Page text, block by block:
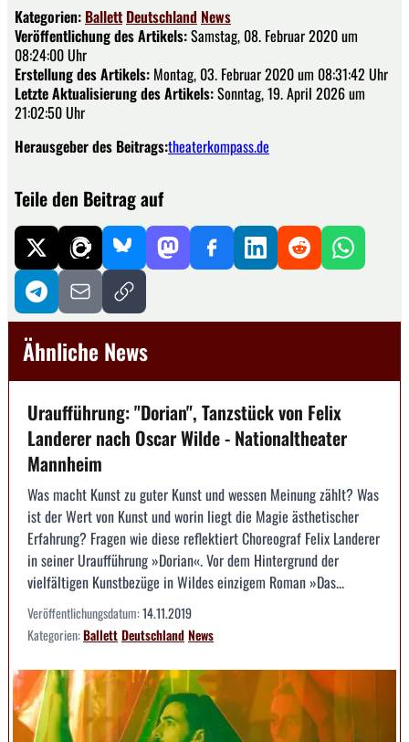
Kategorien: Ballett Deutschland News
Veröffentlichung des Artikels:Samstag, 08. Februar 2020 um
08:24:00 Uhr
Erstellung des Artikels: Montag, 03. Februar 2020 um 08:31:42 Uhr
Letzte Aktualisierung des Artikels:Sonntag, 19. April 2026 um
21:02:50 Uhr
Herausgeber des Beitrags:theaterkompass.de
Teile den Beitrag auf
Ähnliche News
Uraufführung: "Dorian", Tanzstück von Felix
Landerer nach Oscar Wilde - Nationaltheater
Mannheim
Was macht Kunst zu guter Kunst und wessen Meinung zählt? Was
ist der Wert von Kunst und worin liegt die Magie ästhetischer
Erfahrung? Fragen wie diese reflektiert Choreograf Felix Landerer
in seiner Uraufführung »Dorian«. Vor dem Hintergrund der
vielfältigen Kunstbezüge in Wildes einzigem Roman »Das...
Veröffentlichungsdatum:14.11.2019
Kategorien:BallettDeutschlandNews